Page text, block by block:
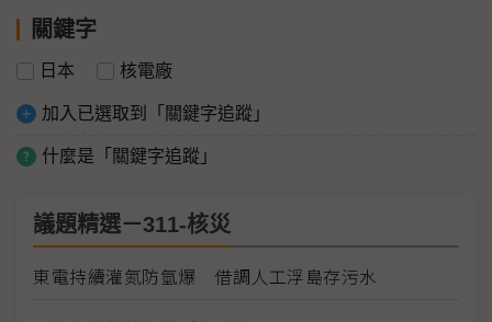
關鍵字
日本 核電廠
加入已選取到「關鍵字追蹤」
什麼是「關鍵字追蹤」
議題精選－311-核災
東電持續灌氮防氫爆 借調人工浮島存污水